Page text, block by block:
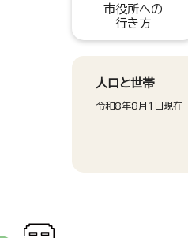
市役所への
行き方
人口と世帯
令和8年8月1日現在